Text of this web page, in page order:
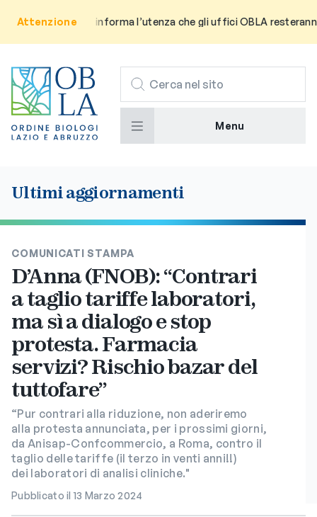
Attenzione
Avviso: Si informa l’utenza che gli uffici OBLA resteranno
CERCA
Menu
Ultimi aggiornamenti
COMUNICATI STAMPA
D’Anna (FNOB): “Contrari
a taglio tariffe laboratori,
ma sì a dialogo e stop
protesta. Farmacia
servizi? Rischio bazar del
tuttofare”
“Pur contrari alla riduzione, non aderiremo
alla protesta annunciata, per i prossimi giorni,
da Anisap-Confcommercio, a Roma, contro il
taglio delle tariffe (il terzo in venti anni!!)
dei laboratori di analisi cliniche."
Pubblicato il 13 Marzo 2024